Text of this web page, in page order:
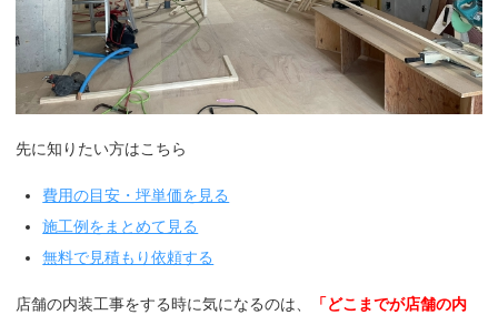
先に知りたい方はこちら
費用の目安・坪単価を見る
施工例をまとめて見る
無料で見積もり依頼する
店舗の内装工事をする時に気になるのは、
「どこまでが店舗の内